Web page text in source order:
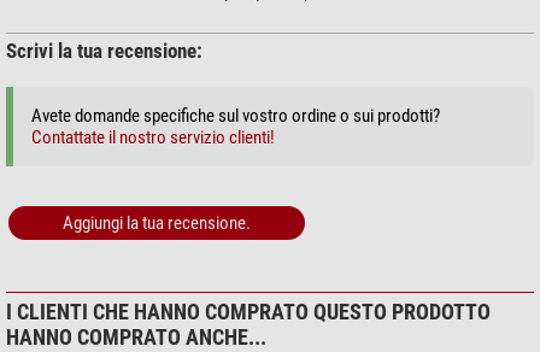
Scrivi la tua recensione:
Avete domande specifiche sul vostro ordine o sui prodotti?
Contattate il nostro servizio clienti!
Aggiungi la tua recensione.
I CLIENTI CHE HANNO COMPRATO QUESTO PRODOTTO
HANNO COMPRATO ANCHE...